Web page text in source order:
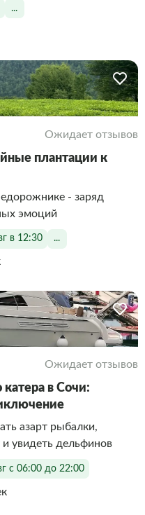
...
Ожидает отзывов
плантации к
- заряд
эмоций
в 12:30 ...
Ожидает отзывов
в Сочи:
азарт рыбалки,
увидеть дельфинов
с 06:00 до 22:00